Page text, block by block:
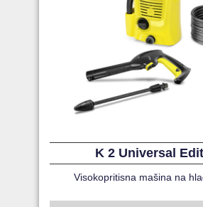
K 2 Universal
Visokopritisna mašina na